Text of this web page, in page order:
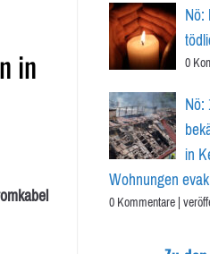
in
0
in
Wohnungen
0 Kommentare|